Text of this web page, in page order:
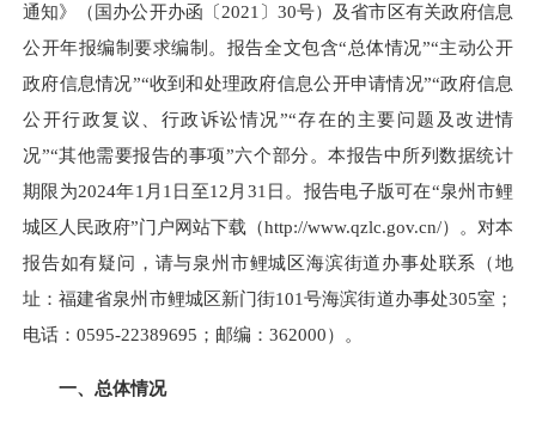
通知》（国办公开办函〔2021〕30号）及省市区有关政府信息
公开年报编制要求编制。报告全文包含“总体情况”“主动公开
政府信息情况”“收到和处理政府信息公开申请情况”“政府信息
公开行政复议、行政诉讼情况”“存在的主要问题及改进情
况”“其他需要报告的事项”六个部分。本报告中所列数据统计
期限为2024年1月1日至12月31日。报告电子版可在“泉州市鲤
城区人民政府”门户网站下载（http://www.qzlc.gov.cn/）。对本
报告如有疑问，请与泉州市鲤城区海滨街道办事处联系（地
址：福建省泉州市鲤城区新门街101号海滨街道办事处305室；
电话：0595-22389695；邮编：362000）。
一、总体情况